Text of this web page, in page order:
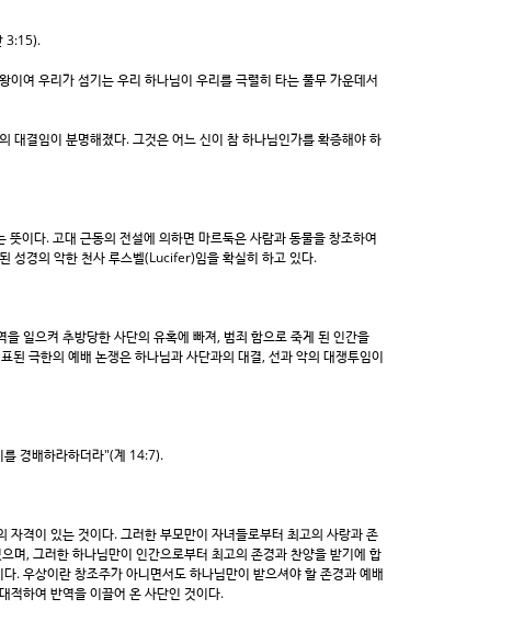
3:15).
여 우리가 섬기는 우리 하나님이 우리를 극렬히 타는 풀무 가운데서
대결임이 분명해졌다. 그것은 어느 신이 참 하나님인가를 확증해야 하
이다. 고대 근동의 전설에 의하면 마르둑은 사람과 동물을 창조하여
성경의 악한 천사 루스벨(Lucifer)임을 확실히 하고 있다.
일으켜 추방당한 사단의 유혹에 빠져, 범죄 함으로 죽게 된 인간을
된 극한의 예배 논쟁은 하나님과 사단과의 대결, 선과 악의 대쟁투임이
를 경배하라하더라"(계 14:7).
격이 있는 것이다. 그러한 부모만이 자녀들로부터 최고의 사랑과 존
며, 그러한 하나님만이 인간으로부터 최고의 존경과 찬양을 받기에 합
. 우상이란 창조주가 아니면서도 하나님만이 받으셔야 할 존경과 예배
적하여 반역을 이끌어 온 사단인 것이다.